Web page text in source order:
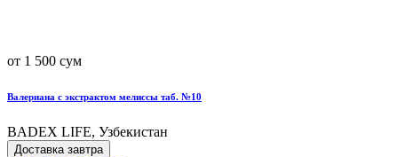
от 1 500 сум
Валериана с экстрактом мелиссы таб. №10
BADEX LIFE, Узбекистан
Доставка завтра